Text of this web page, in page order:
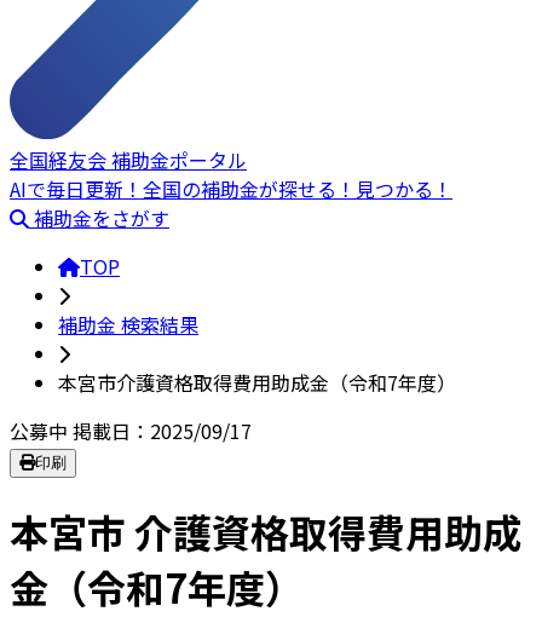
全国経友会 補助金ポータル
AIで毎日更新！全国の補助金が探せる！見つかる！
補助金をさがす
TOP
補助金 検索結果
本宮市介護資格取得費用助成金（令和7年度）
公募中 掲載日：2025/09/17
印刷
本宮市 介護資格取得費用助成
金（令和7年度）